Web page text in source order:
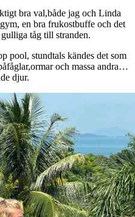
bra val,både jag och Linda
en bra frukostbuffe och det
tåg till stranden.
pool, stundtals kändes det som
och massa andra…
djur.